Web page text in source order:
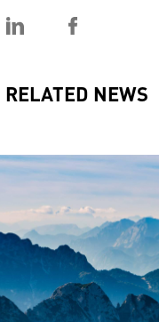
RELATED NEWS